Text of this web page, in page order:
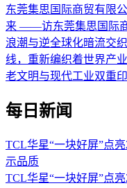
东莞集思国际商贸有限
来 ——访东莞集思国际
浪潮与逆全球化暗流交
线，重新编织着世界产
老文明与现代工业双重
每日新闻
TCL华星“一块好屏”点
示品质
TCL华星“一块好屏”点